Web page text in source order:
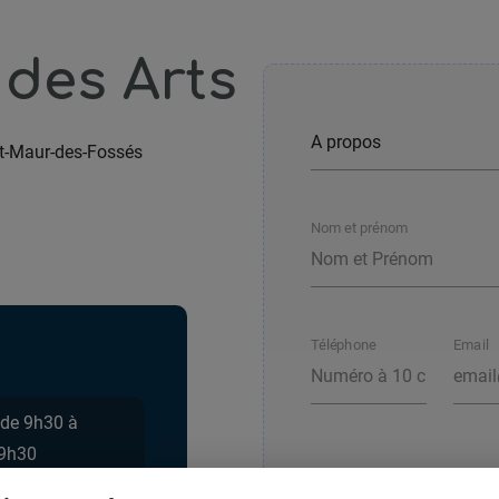
Arts
Maur-des-Fossés
9h30 à
Nom et prénom
Téléphone Email